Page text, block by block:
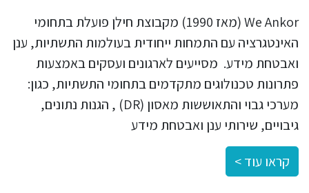
We Ankor (מאז 1990) מקבוצת חילן פועלת בתחומי
האינטגרציה עם התמחות ייחודית בעולמות התשתיות, ענן
ואבטחת מידע. מסייעים לארגונים ועסקים באמצעות
פתרונות טכנולוגים מתקדמים בתחומי התשתיות, כגון:
מערכי גבוי והתאוששות מאסון (DR) , הגנות נתונים,
גיבויים, שירותי ענן ואבטחת מידע
קראו עוד >